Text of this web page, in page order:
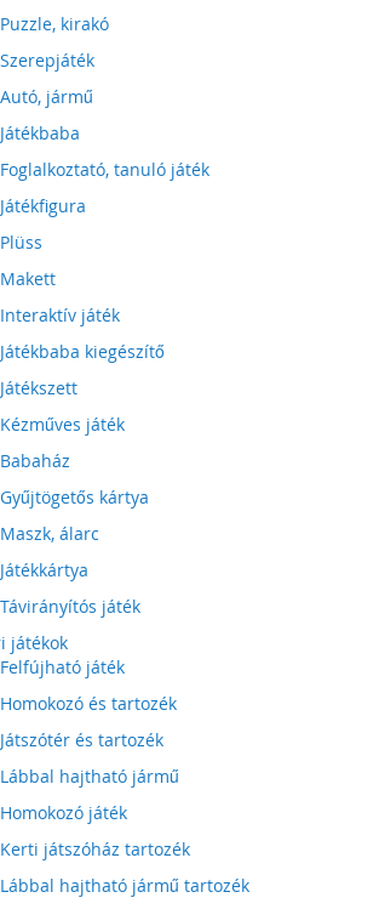
Puzzle, kirakó
Szerepjáték
Autó, jármű
Játékbaba
Foglalkoztató, tanuló játék
Játékfigura
Plüss
Makett
Interaktív játék
Játékbaba kiegészítő
Játékszett
Kézműves játék
Babaház
Gyűjtögetős kártya
Maszk, álarc
Játékkártya
Távirányítós játék
játékok
Felfújható játék
Homokozó és tartozék
Játszótér és tartozék
Lábbal hajtható jármű
Homokozó játék
Kerti játszóház tartozék
Lábbal hajtható jármű tartozék